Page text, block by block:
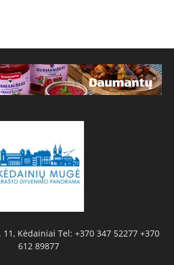
Kėdainiai Tel: +370 347 52277 +370
612 89877